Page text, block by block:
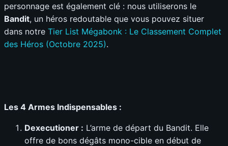
personnage est également clé : nous utiliserons le
Bandit, un héros redoutable que vous pouvez situer
dans notre Tier List Mégabonk : Le Classement Complet
des Héros (Octobre 2025).
Les 4 Armes Indispensables :
Dexecutioner : L’arme de départ du Bandit. Elle
offre de bons dégâts mono-cible en début de